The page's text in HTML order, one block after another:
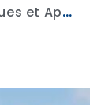
Dr Jacques Puichaud – Techniques et Application de la Communication en Thérapie